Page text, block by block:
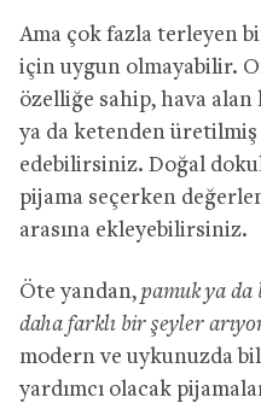
Ama çok fazla terleyen
için uygun olmayabilir.
özelliğe sahip, hava
ya da ketenden
edebilirsiniz. Doğal
pijama seçerken
arasına ekleyebilirsiniz.
Öte yandan, pamuk ya da
daha farklı bir şeyler
modern ve uykunuzda
yardımcı olacak